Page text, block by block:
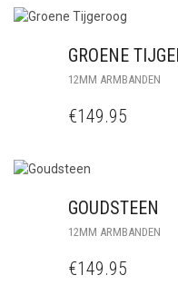
GROENE
12MM ARMBANDEN
€149.95
GOUDSTEEN
12MM ARMBANDEN
€149.95